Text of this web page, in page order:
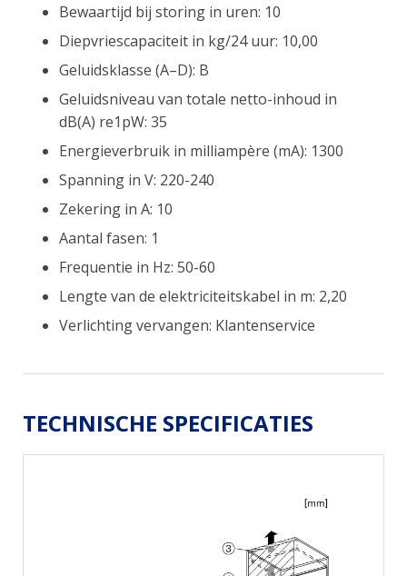
Bewaartijd bij storing in uren: 10
Diepvriescapaciteit in kg/24 uur: 10,00
Geluidsklasse (A–D): B
Geluidsniveau van totale netto-inhoud in
dB(A) re1pW: 35
Energieverbruik in milliampère (mA): 1300
Spanning in V: 220-240
Zekering in A: 10
Aantal fasen: 1
Frequentie in Hz: 50-60
Lengte van de elektriciteitskabel in m: 2,20
Verlichting vervangen: Klantenservice
TECHNISCHE SPECIFICATIES